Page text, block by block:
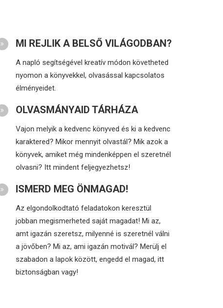
MI REJLIK A BELSŐ VILÁGODBAN?
A napló segítségével kreatív módon követheted
nyomon a könyvekkel, olvasással kapcsolatos
élményeidet.
OLVASMÁNYAID TÁRHÁZA
Vajon melyik a kedvenc könyved és ki a kedvenc
karaktered? Mikor mennyit olvastál? Mik azok a
könyvek, amiket még mindenképpen el szeretnél
olvasni? Itt mindent feljegyezhetsz!
ISMERD MEG ÖNMAGAD!
Az elgondolkodtató feladatokon keresztül
jobban megismerheted saját magadat! Mi az,
amt igazán szeretsz, milyenné is szeretnél válni
a jövőben? Mi az, ami igazán motivál? Merülj el
szabadon a lapok között, engedd el magad, itt
biztonságban vagy!